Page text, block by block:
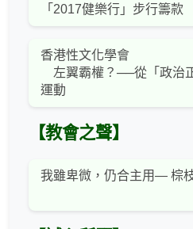
「2017健樂行」步行籌款
香港性文化學會
左翼霸權？──從「政治
運動
【教會之聲】
我雖卑微，仍合主用— 棕